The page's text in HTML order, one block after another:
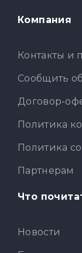
Компания
Контакты и
Сообщить
Договор-
Политика
Политика
Партнерам
Что
Новости